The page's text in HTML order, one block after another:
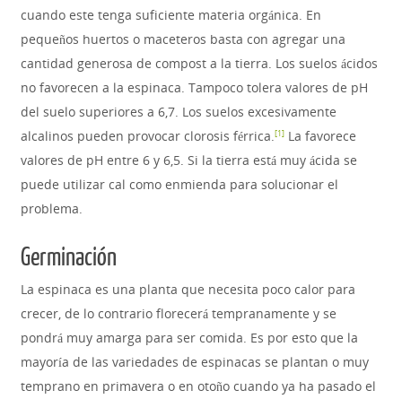
cuando este tenga suficiente materia orgánica. En
pequeños huertos o maceteros basta con agregar una
cantidad generosa de compost a la tierra. Los suelos ácidos
no favorecen a la espinaca. Tampoco tolera valores de pH
del suelo superiores a 6,7. Los suelos excesivamente
alcalinos pueden provocar clorosis férrica. [1]​ La favorece
valores de pH entre 6 y 6,5. Si la tierra está muy ácida se
puede utilizar cal como enmienda para solucionar el
problema.
Germinación
La espinaca es una planta que necesita poco calor para
crecer, de lo contrario florecerá tempranamente y se
pondrá muy amarga para ser comida. Es por esto que la
mayoría de las variedades de espinacas se plantan o muy
temprano en primavera o en otoño cuando ya ha pasado el